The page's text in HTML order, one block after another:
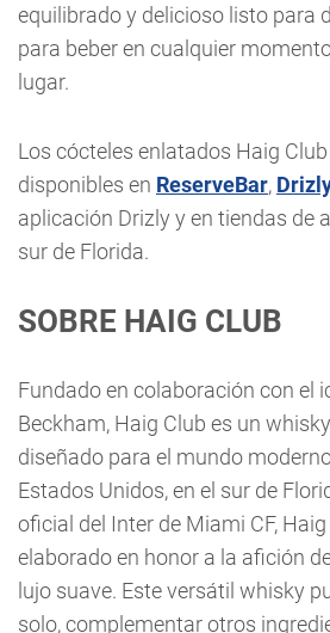
equilibrado y delicioso listo para
para beber en cualquier
lugar.
Los cócteles enlatados Haig
disponibles en ReserveBar,
aplicación Drizly y en tiendas de
sur de Florida.
SOBRE HAIG CLUB
Fundado en colaboración con el
Beckham, Haig Club es un
diseñado para el mundo
Estados Unidos, en el sur de
oficial del Inter de Miami CF,
elaborado en honor a la afición
lujo suave. Este versátil whisky
solo, complementar otros